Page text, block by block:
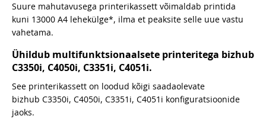
Suure mahutavusega printerikassett võimaldab printida
kuni 13000 A4 lehekülge*, ilma et peaksite selle uue vastu
vahetama.
Ühildub multifunktsionaalsete printeritega bizhub
C3350i, C4050i, C3351i, C4051i.
See printerikassett on loodud kõigi saadaolevate
bizhub C3350i, C4050i, C3351i, C4051i konfiguratsioonide
jaoks.